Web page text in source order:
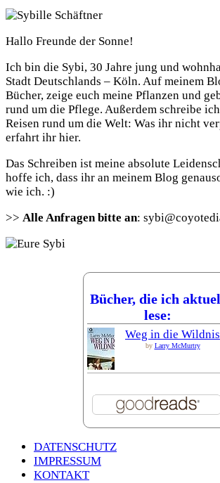
Hallo Freunde der Sonne!
Ich bin die Sybi, 30 Jahre jung und
Stadt Deutschlands – Köln. Auf meinem
Bücher, zeige euch meine Pflanzen und
rund um die Pflege. Außerdem schreibe
Reisen rund um die Welt: Was ihr nicht
erfahrt ihr hier.
Das Schreiben ist meine absolute
hoffe ich, dass ihr an meinem Blog
wie ich. :)
>> Alle Anfragen bitte an:
Bücher, die ich
lese:
Weg in die Wildnis
by Larry McMurtry
DATENSCHUTZ
IMPRESSUM
KONTAKT